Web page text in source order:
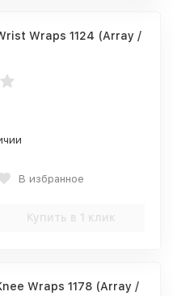
Wraps 1124 (Array /
В избранное
Купить в 1 клик
Wraps 1178 (Array /